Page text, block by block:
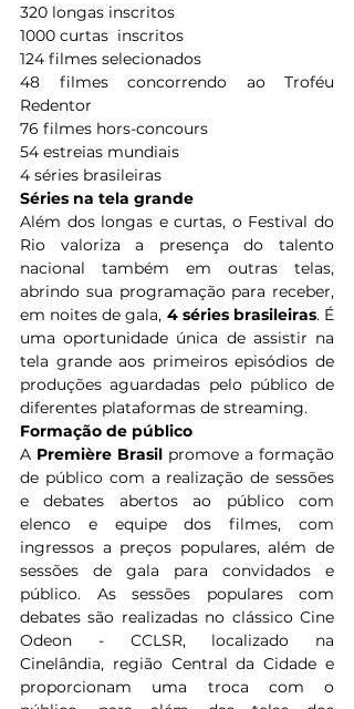
320 longas inscritos
1000 curtas  inscritos
124 filmes selecionados
48 filmes concorrendo ao Troféu
Redentor
76 filmes hors-concours
54 estreias mundiais
4 séries brasileiras
Séries na tela grande
Além dos longas e curtas, o Festival do
Rio valoriza a presença do talento
nacional também em outras telas,
abrindo sua programação para receber,
em noites de gala, 4 séries brasileiras. É
uma oportunidade única de assistir na
tela grande aos primeiros episódios de
produções aguardadas pelo público de
diferentes plataformas de streaming.
Formação de público
A Première Brasil promove a formação
de público com a realização de sessões
e debates abertos ao público com
elenco e equipe dos filmes, com
ingressos a preços populares, além de
sessões de gala para convidados e
público. As sessões populares com
debates são realizadas no clássico Cine
Odeon - CCLSR, localizado na
Cinelândia, região Central da Cidade e
proporcionam uma troca com o